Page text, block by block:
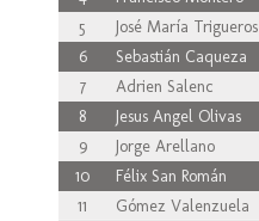
5
José María Trigueros
6
Sebastián Caqueza
7
Adrien Salenc
8
Jesus Angel Olivas
9
Jorge Arellano
10
Félix San Román
11
Gómez Valenzuela